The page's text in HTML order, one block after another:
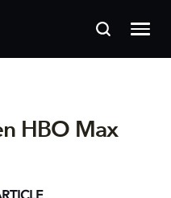
HBO Max